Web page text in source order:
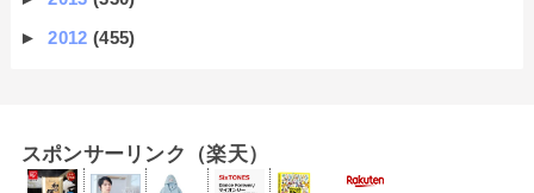
►2012(455)
スポンサーリンク（楽天）